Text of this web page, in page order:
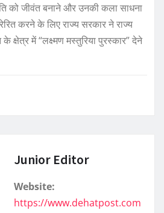
को जीवंत बनाने और उनकी कला साधना
करने के लिए राज्य सरकार ने राज्य
में “लक्ष्मण मस्तुरिया पुरस्कार” देने
Junior Editor
Website:
https://www.dehatpost.com